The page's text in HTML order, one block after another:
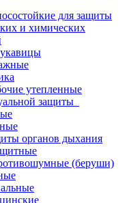
для защиты
и химических
утепленные
защиты
органов дыхания
(беруши)